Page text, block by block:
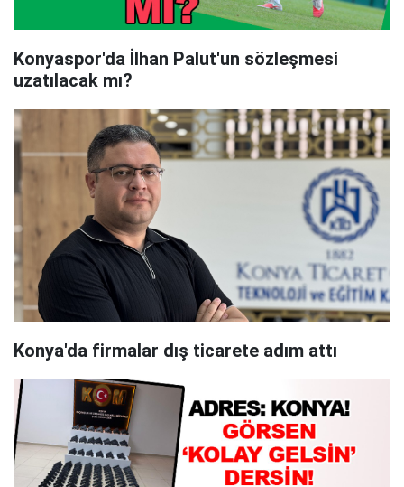
Konyaspor'da İlhan Palut'un sözleşmesi
uzatılacak mı?
Konya'da firmalar dış ticarete adım attı